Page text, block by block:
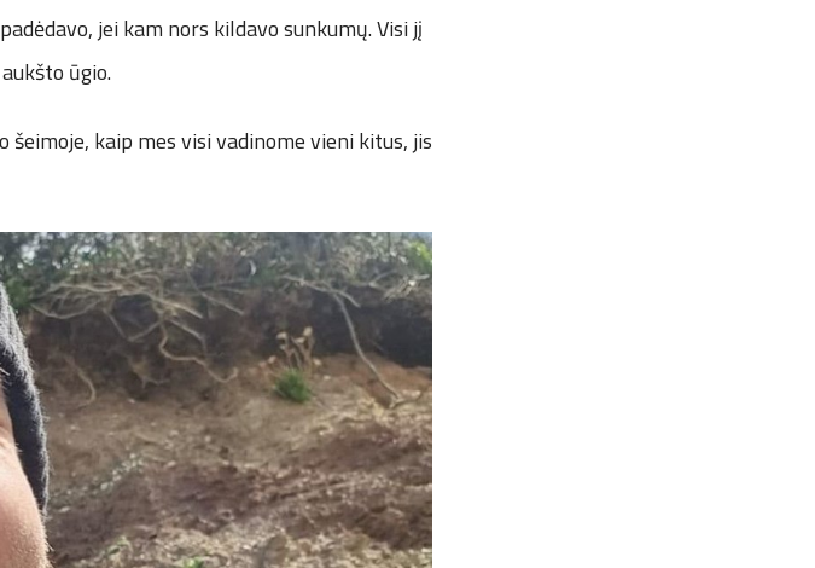
jei kam nors kildavo sunkumų. Visi jį
ūgio.
kaip mes visi vadinome vieni kitus, jis